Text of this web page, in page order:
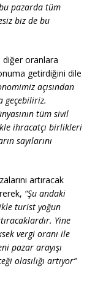
bu pazarda tüm
biz de bu
diğer oranlara
getirdiğini dile
açısından
geçebiliriz.
tüm sivil
ihracatçı birlikleri
sayılarını
artıracak
“Şu andaki
turist yoğun
Yine
vergi oranı ile
pazar arayışı
olasılığı artıyor”